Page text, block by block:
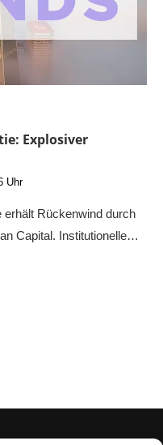
Explosiver
Uhr
Rückenwind durch
Capital. Institutionelle…